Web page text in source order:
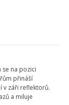
na pozici
přináší
v záři reflektorů.
a miluje